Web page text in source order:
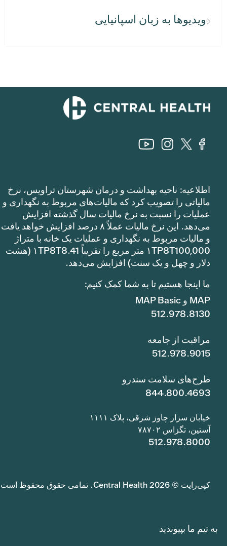
ویدیوها به زبان اسپانیایی
اطلاعیه: ناحیه بهداشت و درمان شهرستان تراویس، نرخ
مالیاتی را تصویب کرد که مالیات‌های مربوط به نگهداری و
عملیات را نسبت به نرخ مالیات سال گذشته افزایش
می‌دهد. این نرخ مالیات عملاً ۸ درصد افزایش خواهد یافت
و مالیات مربوط به نگهداری و عملیات یک خانه با متراژ
۱TP8T100,000 متر مربع را تقریباً ۱TP8T8.41 (هشت
دلار و چهل و یک سنت) افزایش می‌دهد.
ما اینجا هستیم تا به شما کمک کنیم:
MAP و MAP Basic
512.978.8130
مراقبت از جامعه
512.978.9015
طرح‌های سلامت سندرو
844.800.4693
خیابان سزار چاوز شرقی، پلاک ۱۱۱۱
آستین، تگزاس ۷۸۷۰۲
512.978.8000
کپی‌رایت © 2026 Central Health. تمامی حقوق محفوظ است.
به تیم ما بپیوندید